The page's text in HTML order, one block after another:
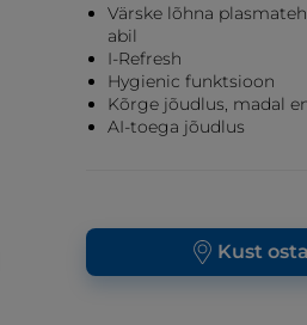
Värske lõhna
abil
I-Refresh
Hygienic funktsioon
Kõrge jõudlus, madal
AI-toega jõudlus
Kust